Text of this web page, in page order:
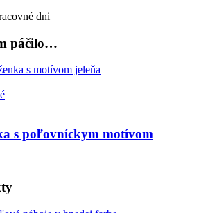
dni
páčilo…
s poľovníckym motívom